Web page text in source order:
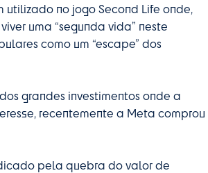
no jogo Second Life onde,
uma “segunda vida” neste
como um “escape” dos
grandes investimentos onde a
recentemente a Meta comprou
pela quebra do valor de